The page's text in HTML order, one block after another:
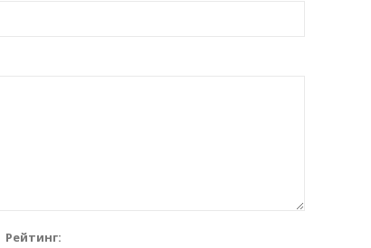
Рейтинг: